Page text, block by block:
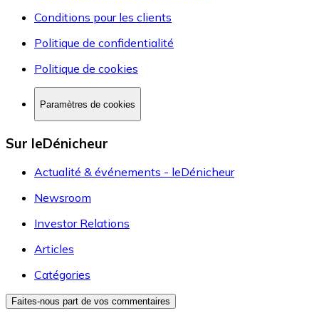
Conditions pour les clients
Politique de confidentialité
Politique de cookies
Paramètres de cookies
Sur leDénicheur
Actualité & événements - leDénicheur
Newsroom
Investor Relations
Articles
Catégories
Faites-nous part de vos commentaires